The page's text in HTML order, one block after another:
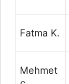
Fatma K.
Mehmet